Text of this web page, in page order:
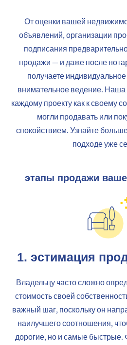
От оценки вашей
объявлений, организации
подписания
продажи — и даже после
получаете
внимательное ведение. Наша
каждому проекту как к своему
могли продавать или
спокойствием. Узнайте
подходе уже
этапы продажи
1. эстимация
Владельцу часто сложно
стоимость своей
важный шаг, поскольку он
наилучшего соотношения,
дорогие, но и самые быстрые.